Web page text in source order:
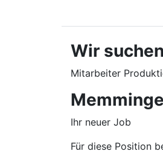
Wir
Mitarbeiter
Ihr neuer Job​
Für diese Position